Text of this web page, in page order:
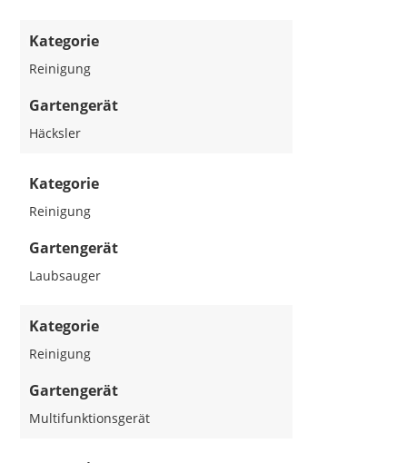
Kategorie
Reinigung
Gartengerät
Häcksler
Kategorie
Reinigung
Gartengerät
Laubsauger
Kategorie
Reinigung
Gartengerät
Multifunktionsgerät